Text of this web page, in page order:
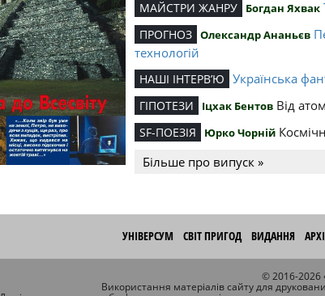
МАЙСТРИ ЖАНРУ Богдан Яхвак
ПРОГНОЗ Олександр Ананьєв
технологій
НАШІ ІНТЕРВ’Ю Українська
ГІПОТЕЗИ Іцхак Бентов Від
SF-ПОЕЗІЯ Юрко Чорній
Більше про випуск »
УНІВЕРСУМ СВІТ ПРИГОД ВИДАННЯ
© 2016-2026
Використання матеріалів сайту для